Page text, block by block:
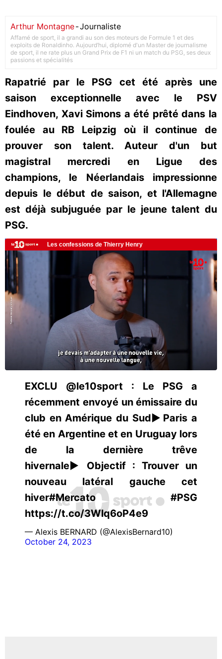
Arthur Montagne-Journaliste
Affamé de sport, il a grandi au son des moteurs de Formule 1 et des
exploits de Ronaldinho. Aujourd’hui, diplomé d'un Master de journalisme
de sport, il ne rate plus un Grand Prix de F1 ni un match du PSG, ses deux
passions et spécialités
Rapatrié par le PSG cet été après une
saison exceptionnelle avec le PSV
Eindhoven, Xavi Simons a été prêté dans la
foulée au RB Leipzig où il continue de
prouver son talent. Auteur d'un but
magistral mercredi en Ligue des
champions, le Néerlandais impressionne
depuis le début de saison, et l'Allemagne
est déjà subjuguée par le jeune talent du
PSG.
EXCLU @le10sport : Le PSG a
récemment envoyé un émissaire du
club en Amérique du Sud▶️Paris a
été en Argentine et en Uruguay lors
de la dernière trêve
hivernale▶️Objectif : Trouver un
nouveau latéral gauche cet
hiver#Mercato #PSG
https://t.co/3Wlq6oP4e9
— Alexis BERNARD (@AlexisBernard10)
October 24, 2023